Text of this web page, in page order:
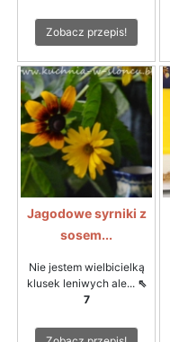
Zobacz przepis!
Jagodowe syrniki z
sosem...
Nie jestem wielbicielką
klusek leniwych ale... ⇖
7